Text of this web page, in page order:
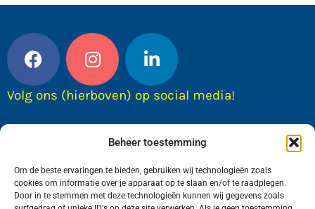
Beheer toestemming
Om de beste ervaringen te bieden, gebruiken wij technologieën zoals
cookies om informatie over je apparaat op te slaan en/of te raadplegen.
Door in te stemmen met deze technologieën kunnen wij gegevens zoals
Volg ons (hierboven) op social media!